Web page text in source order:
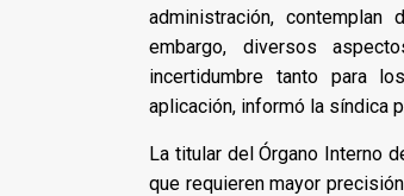
administración,
embargo, diversos
incertidumbre tanto para
aplicación, informó la síndica
La titular del Órgano Interno
que requieren mayor